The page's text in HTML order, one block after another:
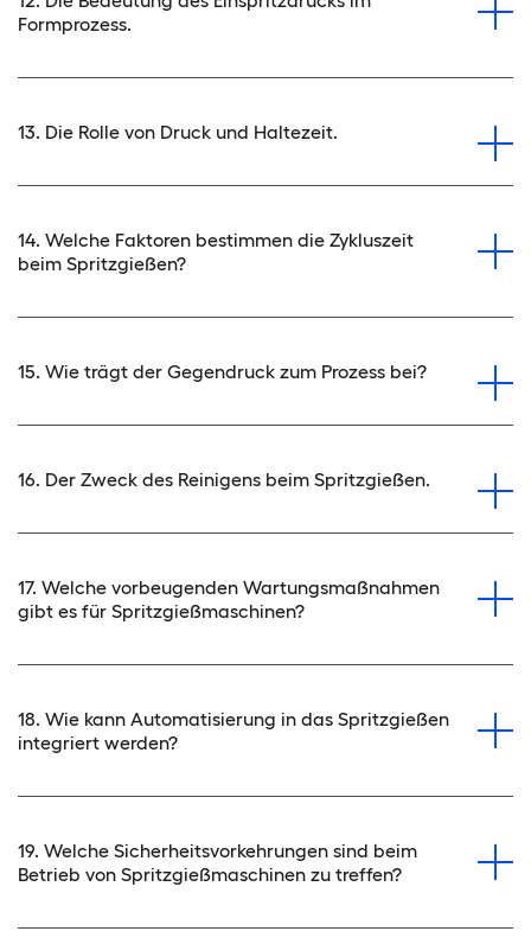
Formprozess.
13. Die Rolle von Druck und Haltezeit.
14. Welche Faktoren bestimmen die Zykluszeit
beim Spritzgießen?
15. Wie trägt der Gegendruck zum Prozess bei?
16. Der Zweck des Reinigens beim Spritzgießen.
17. Welche vorbeugenden Wartungsmaßnahmen
gibt es für Spritzgießmaschinen?
18. Wie kann Automatisierung in das Spritzgießen
integriert werden?
19. Welche Sicherheitsvorkehrungen sind beim
Betrieb von Spritzgießmaschinen zu treffen?